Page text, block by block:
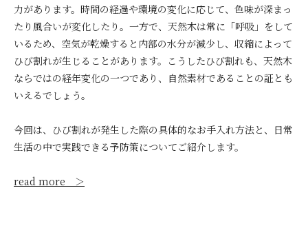
力があります。時間の経過や環境の変化に応じて、色味が深まっ
たり風合いが変化したり。一方で、天然木は常に「呼吸」をして
いるため、空気が乾燥すると内部の水分が減少し、収縮によって
ひび割れが生じることがあります。こうしたひび割れも、天然木
ならではの経年変化の一つであり、自然素材であることの証とも
いえるでしょう。
今回は、ひび割れが発生した際の具体的なお手入れ方法と、日常
生活の中で実践できる予防策についてご紹介します。
read more ＞